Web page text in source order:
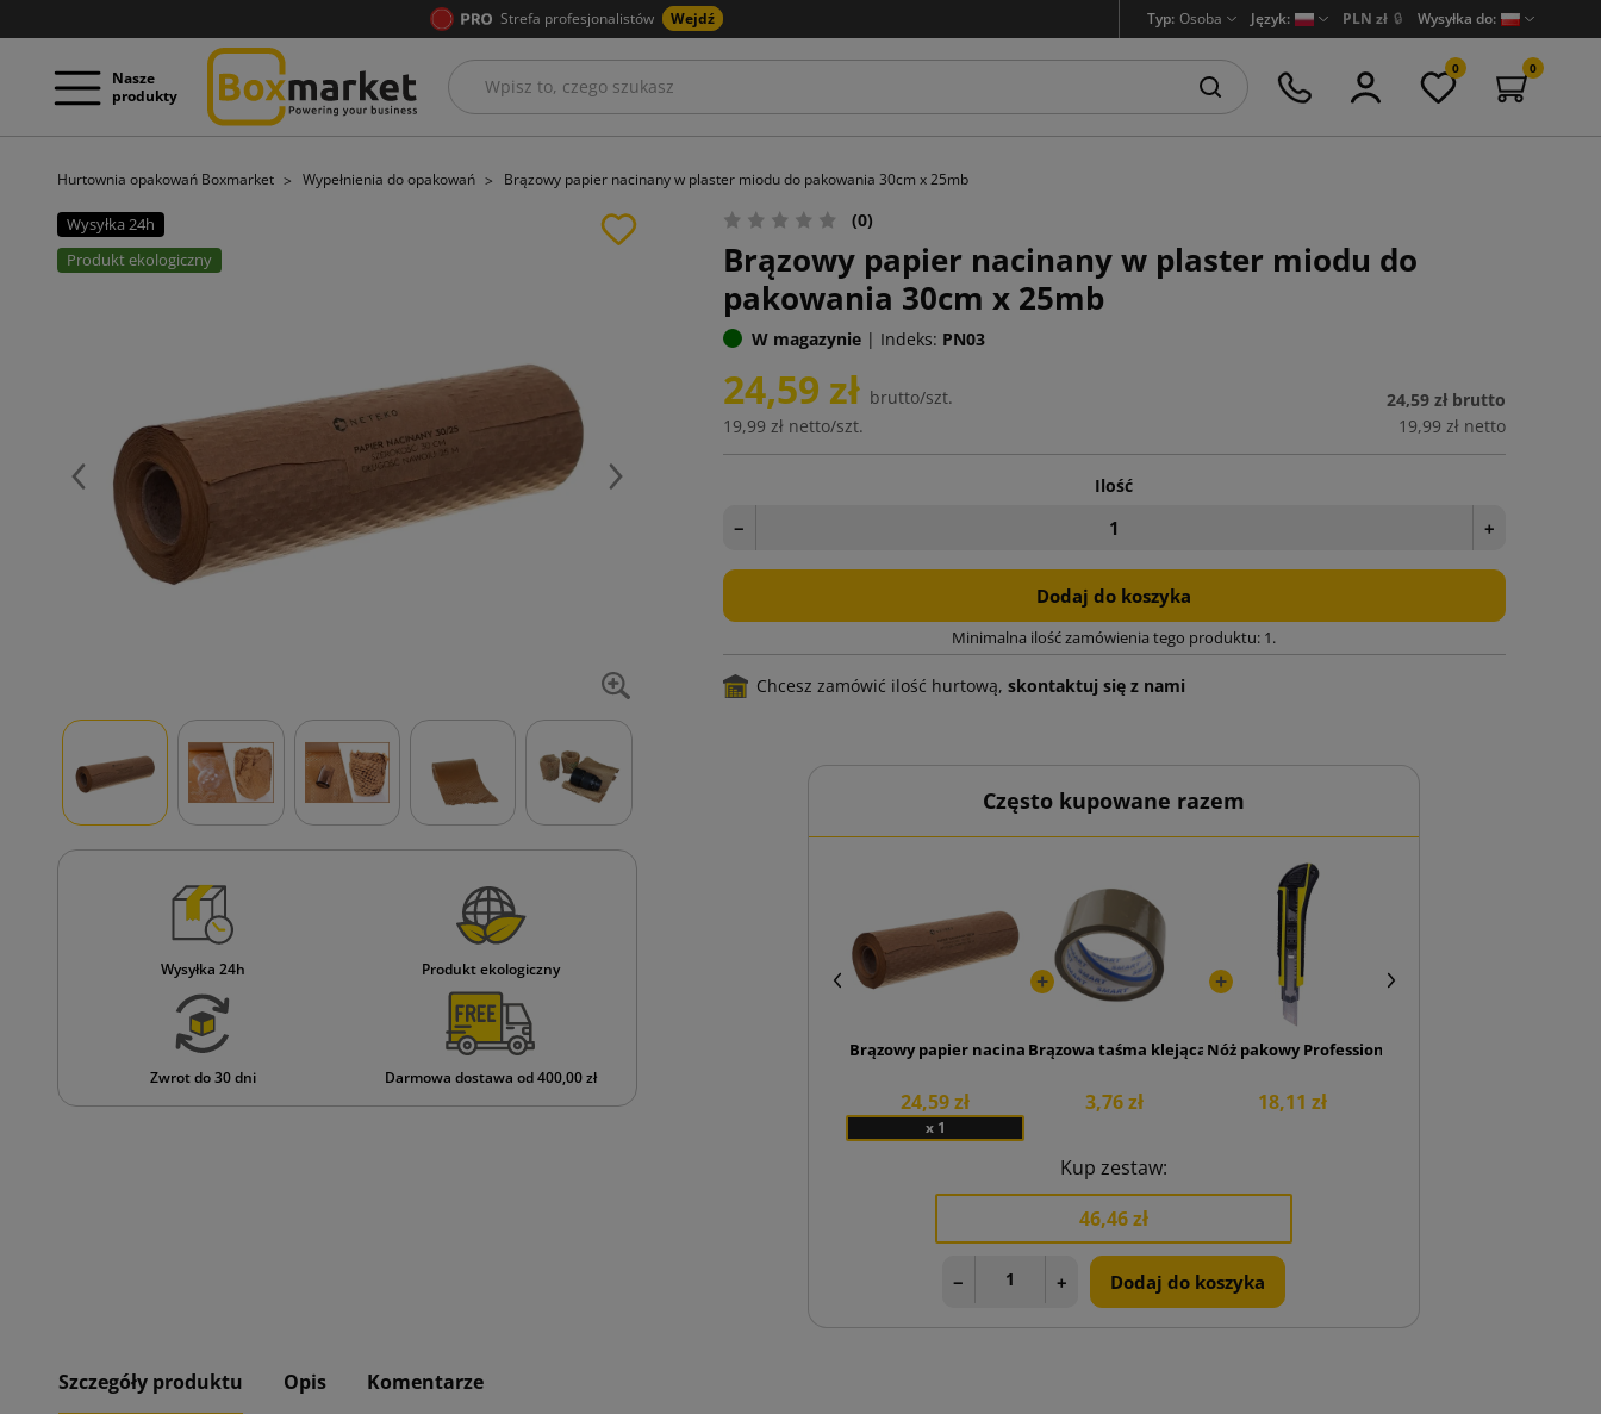
Strefa profesjonalistów Wejdź Typ: Osoba Język: PLN zł 🔒 Wysyłka do:
Nasze
produkty
0 0
Hurtownia opakowań Boxmarket Wypełnienia do opakowań Brązowy papier nacinany w plaster miodu do pakowania 30cm x 25mb
Wysyłka 24h
Produkt ekologiczny
Poprzedni Następny
Wysyłka 24h Produkt ekologiczny
Zwrot do 30 dni Darmowa dostawa od 400,00 zł
(0)
Brązowy papier nacinany w plaster miodu do
pakowania 30cm x 25mb
W magazynie| Indeks: PN03
24,59 zł brutto/szt.
19,99 zł netto/szt.
24,59 zł brutto
19,99 zł netto
Ilość
− +
Dodaj do koszyka
Minimalna ilość zamówienia tego produktu: 1.
Chcesz zamówić ilość hurtową, skontaktuj się z nami
Często kupowane razem
Brązowy papier nacinany w plaster miodu do pakowania 30cm x 25mb
24,59 zł
x 1
Brązowa taśma klejąca SMART Akryl 48/50
3,76 zł
Nóż pakowy Professional 18 mm
18,11 zł
Kup zestaw:
46,46 zł
− + Dodaj do koszyka
Szczegóły produktu Opis Komentarze